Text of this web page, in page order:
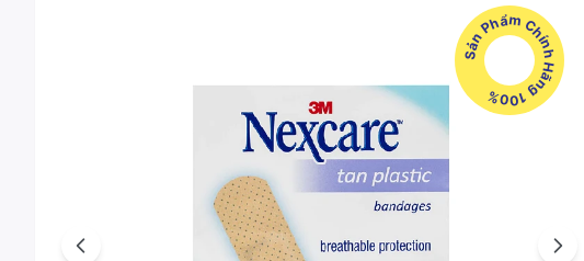
Sản Phẩm Chính Hãng 100%
Previous Next